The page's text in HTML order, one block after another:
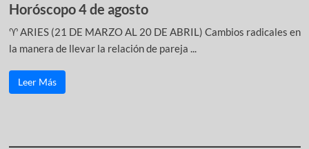
Horóscopo 4 de agosto
♈ ARIES (21 DE MARZO AL 20 DE ABRIL) Cambios radicales en
la manera de llevar la relación de pareja ...
Leer Más